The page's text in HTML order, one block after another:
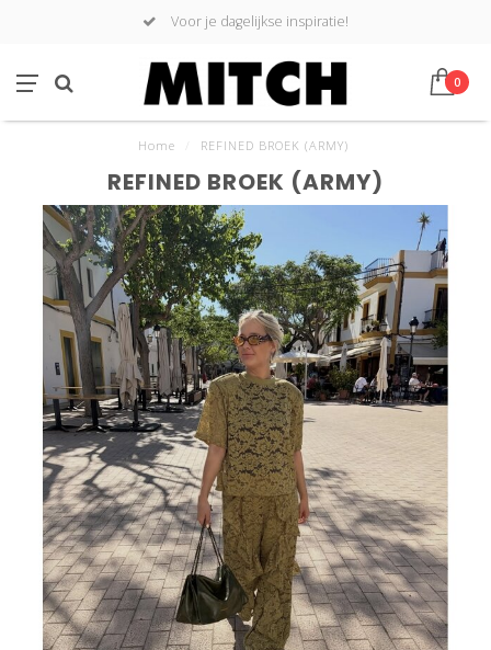
Voor je dagelijkse inspiratie!
0
Home REFINED BROEK (ARMY)
REFINED BROEK (ARMY)